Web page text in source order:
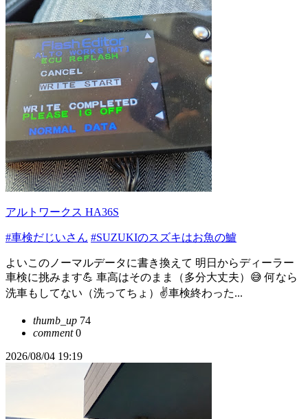
アルトワークス HA36S
#車検だじいさん #SUZUKIのスズキはお魚の鱸
よいこのノーマルデータに書き換えて 明日からディーラー
車検に挑みます💪 車高はそのまま（多分大丈夫）😅 何なら
洗車もしてない（洗ってちょ）✌️車検終わった...
thumb_up 74
comment0
2026/08/04 19:19